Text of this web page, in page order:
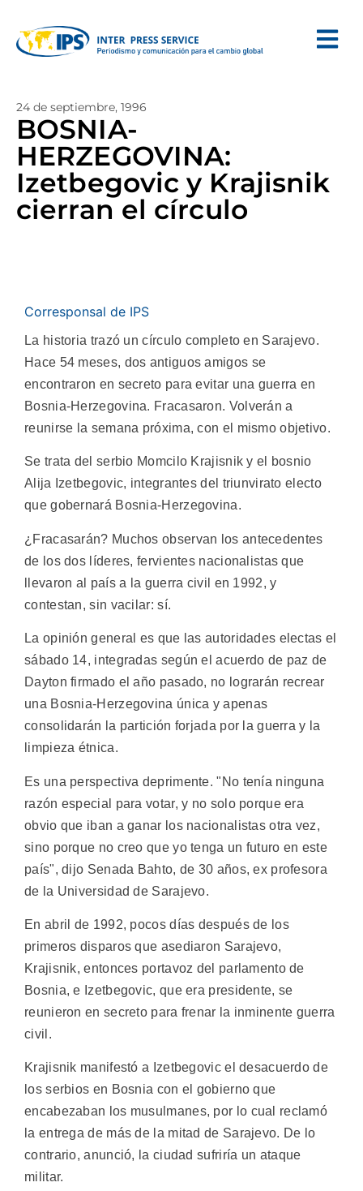
24 de septiembre, 1996
BOSNIA-
HERZEGOVINA:
Izetbegovic y Krajisnik
cierran el círculo
Corresponsal de IPS
La historia trazó un círculo completo en Sarajevo.
Hace 54 meses, dos antiguos amigos se
encontraron en secreto para evitar una guerra en
Bosnia-Herzegovina. Fracasaron. Volverán a
reunirse la semana próxima, con el mismo objetivo.
Se trata del serbio Momcilo Krajisnik y el bosnio
Alija Izetbegovic, integrantes del triunvirato electo
que gobernará Bosnia-Herzegovina.
¿Fracasarán? Muchos observan los antecedentes
de los dos líderes, fervientes nacionalistas que
llevaron al país a la guerra civil en 1992, y
contestan, sin vacilar: sí.
La opinión general es que las autoridades electas el
sábado 14, integradas según el acuerdo de paz de
Dayton firmado el año pasado, no lograrán recrear
una Bosnia-Herzegovina única y apenas
consolidarán la partición forjada por la guerra y la
limpieza étnica.
Es una perspectiva deprimente. "No tenía ninguna
razón especial para votar, y no solo porque era
obvio que iban a ganar los nacionalistas otra vez,
sino porque no creo que yo tenga un futuro en este
país", dijo Senada Bahto, de 30 años, ex profesora
de la Universidad de Sarajevo.
En abril de 1992, pocos días después de los
primeros disparos que asediaron Sarajevo,
Krajisnik, entonces portavoz del parlamento de
Bosnia, e Izetbegovic, que era presidente, se
reunieron en secreto para frenar la inminente guerra
civil.
Krajisnik manifestó a Izetbegovic el desacuerdo de
los serbios en Bosnia con el gobierno que
encabezaban los musulmanes, por lo cual reclamó
la entrega de más de la mitad de Sarajevo. De lo
contrario, anunció, la ciudad sufriría un ataque
militar.